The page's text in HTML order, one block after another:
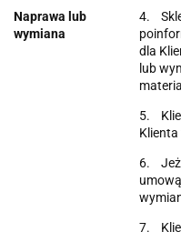
Naprawa lub
wymiana
4.
dla
lub
5.
6.
7.